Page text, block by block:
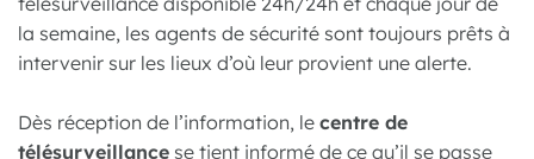
la semaine, les agents de sécurité sont toujours prêts à
intervenir sur les lieux d’où leur provient une alerte.
Dès réception de l’information, le centre de
télésurveillance se tient informé de ce qu’il se passe